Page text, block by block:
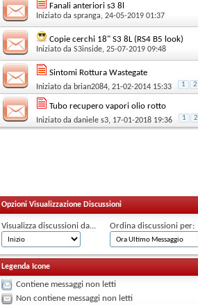
Fanali anteriori s3 8l
Iniziato da spranga, 24-05-2019 01:37
Copie cerchi 18" S3 8L (RS4 B5 look)
Iniziato da S3inside, 25-07-2019 09:48
Sintomi Rottura Wastegate
Iniziato da brian2084, 21-02-2014 15:33 1 2
Tubo recupero vapori olio rotto
Iniziato da daniele s3, 17-01-2018 19:36 1 2
Opzioni Visualizzazione Discussioni
Visualizza discussioni da... Ordina discussioni per:
Legenda Icone
Contiene messaggi non letti
Non contiene messaggi non letti